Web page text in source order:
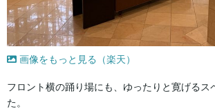
画像をもっと見る（楽天）
フロント横の踊り場にも、ゆったりと寛げるス
た。